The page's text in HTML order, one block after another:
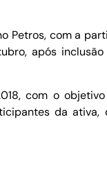
com a
após
com o
da ativa,